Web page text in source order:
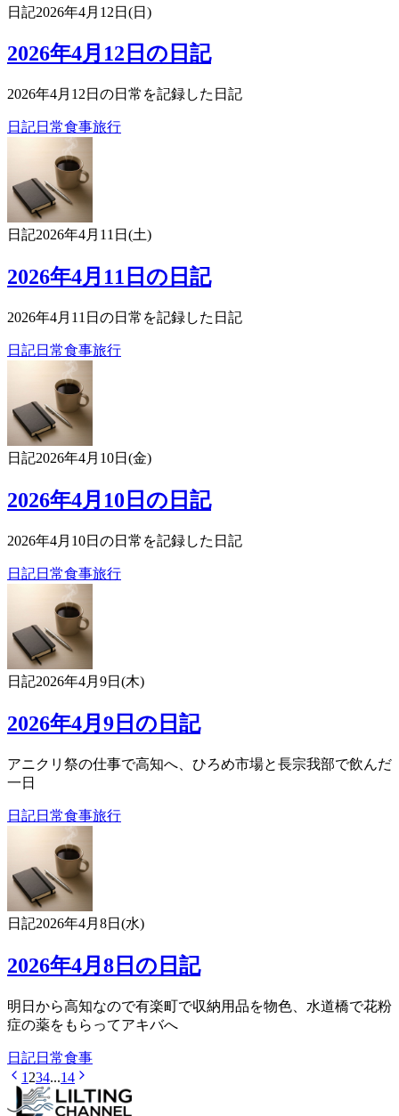
日記2026年4月12日(日)
2026年4月12日の日記
2026年4月12日の日常を記録した日記
日記日常食事旅行
日記2026年4月11日(土)
2026年4月11日の日記
2026年4月11日の日常を記録した日記
日記日常食事旅行
日記2026年4月10日(金)
2026年4月10日の日記
2026年4月10日の日常を記録した日記
日記日常食事旅行
日記2026年4月9日(木)
2026年4月9日の日記
アニクリ祭の仕事で高知へ、ひろめ市場と長宗我部で飲んだ
一日
日記日常食事旅行
日記2026年4月8日(水)
2026年4月8日の日記
明日から高知なので有楽町で収納用品を物色、水道橋で花粉
症の薬をもらってアキバへ
日記日常食事
1 234...14